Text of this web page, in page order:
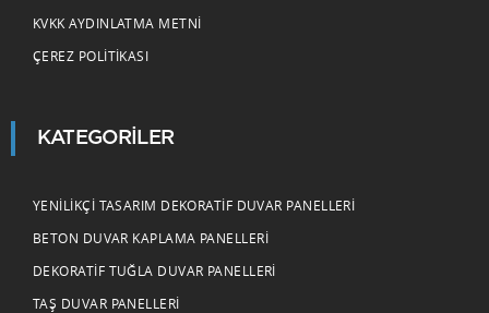
KVKK AYDINLATMA METNI
ÇEREZ POLITIKASI
KATEGORILER
YENILIKÇI TASARIM DEKORATIF DUVAR PANELLERI
BETON DUVAR KAPLAMA PANELLERI
DEKORATIF TUĞLA DUVAR PANELLERI
TAŞ DUVAR PANELLERI